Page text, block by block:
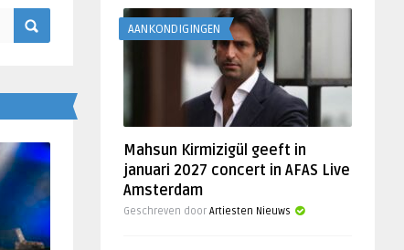
AANKONDIGINGEN
Mahsun Kirmizigül geeft in
januari 2027 concert in AFAS Live
Amsterdam
Geschreven door Artiesten Nieuws